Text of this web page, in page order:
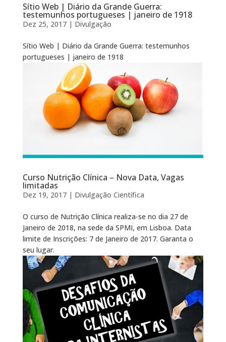
Sítio Web | Diário da Grande Guerra:
testemunhos portugueses | janeiro de 1918
Dez 25, 2017| Divulgação
Sítio Web | Diário da Grande Guerra: testemunhos
portugueses | janeiro de 1918
Curso Nutrição Clínica – Nova Data, Vagas
limitadas
Dez 19, 2017| Divulgação Científica
O curso de Nutrição Clínica realiza-se no dia 27 de
Janeiro de 2018, na sede da SPMI, em Lisboa. Data
limite de Inscrições: 7 de Janeiro de 2017. Garanta o
seu lugar.